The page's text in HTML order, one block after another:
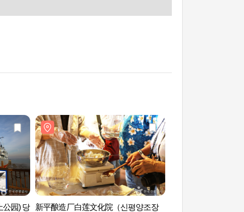
公园) 당
新平酿造厂白莲文化院（신평양조장